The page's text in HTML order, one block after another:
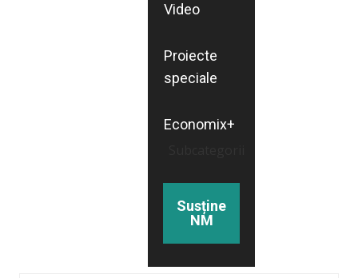
Video
Proiecte
speciale
Economix+
Susține
NM